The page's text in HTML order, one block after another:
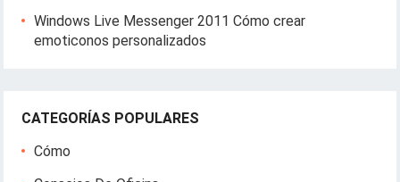
Windows Live Messenger 2011 Cómo crear
emoticonos personalizados
CATEGORÍAS POPULARES
Cómo